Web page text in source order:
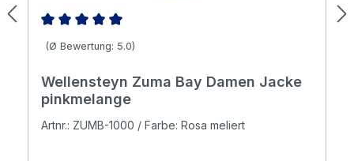
Durchschnittliche Bewertung von 5 von 5 Sternen
(Ø Bewertung: 5.0)
Wellensteyn Zuma Bay Damen Jacke
pinkmelange
Artnr.: ZUMB-1000 / Farbe: Rosa meliert